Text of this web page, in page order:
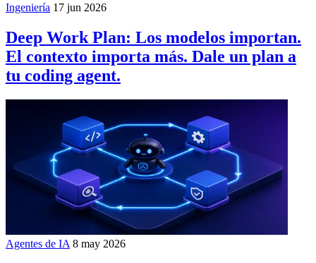
Ingeniería 17 jun 2026
Deep Work Plan: Los modelos importan.
El contexto importa más. Dale un plan a
tu coding agent.
Agentes de IA 8 may 2026